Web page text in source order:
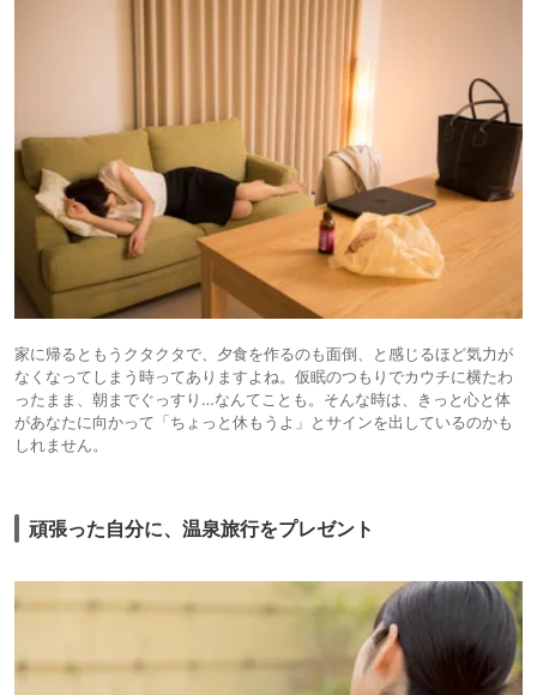
家に帰るともうクタクタで、夕食を作るのも面倒、と感じるほど気力が
なくなってしまう時ってありますよね。仮眠のつもりでカウチに横たわ
ったまま、朝までぐっすり…なんてことも。そんな時は、きっと心と体
があなたに向かって「ちょっと休もうよ」とサインを出しているのかも
しれません。
頑張った自分に、温泉旅行をプレゼント